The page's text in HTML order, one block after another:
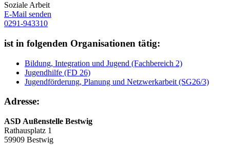
Soziale Arbeit
E-Mail senden
0291-943310
ist in folgenden Organisationen tätig:
Bildung, Integration und Jugend (Fachbereich 2)
Jugendhilfe (FD 26)
Jugendförderung, Planung und Netzwerkarbeit (SG26/3)
Adresse:
ASD Außenstelle Bestwig
Rathausplatz 1
59909 Bestwig